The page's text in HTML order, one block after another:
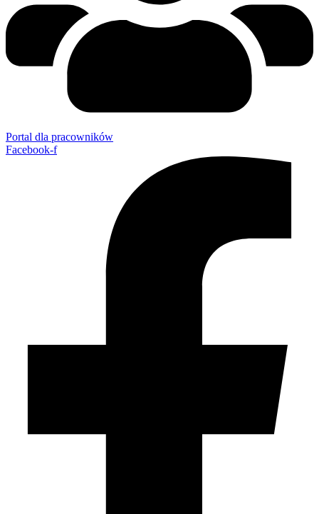
Portal dla pracowników
Facebook-f